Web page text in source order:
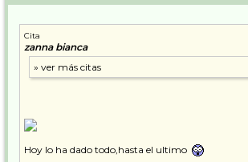
Cita
zanna bianca
Hoy lo ha dado todo,hasta el ultimo